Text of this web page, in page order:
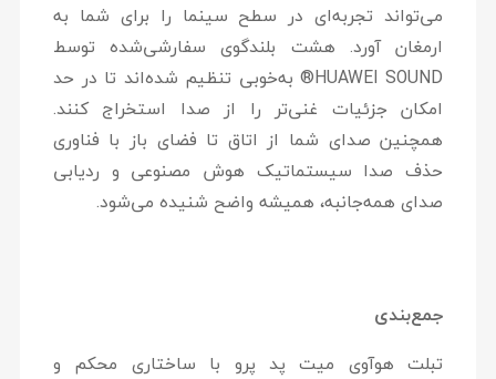
می‌تواند تجربه‌ای در سطح سینما را برای شما به
ارمغان آورد. هشت بلندگوی سفارشی‌شده توسط
HUAWEI SOUND® به‌خوبی تنظیم شده‌اند تا در حد
امکان جزئیات غنی‌تر را از صدا استخراج کنند.
همچنین صدای شما از اتاق تا فضای باز با فناوری
حذف صدا سیستماتیک هوش مصنوعی و ردیابی
صدای همه‌جانبه، همیشه واضح شنیده می‌شود.
جمع‌بندی
تبلت هوآوی میت پد پرو با ساختاری محکم و